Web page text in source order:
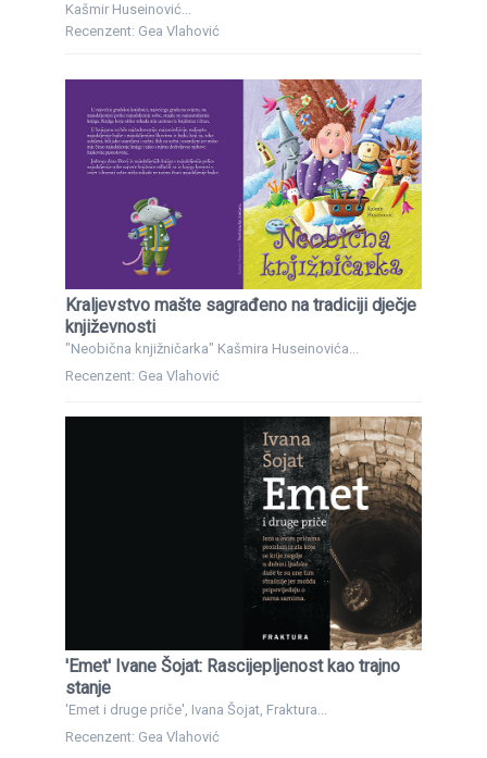
Kašmir Huseinović...
Recenzent: Gea Vlahović
Kraljevstvo mašte sagrađeno na tradiciji dječje
književnosti
"Neobična knjižničarka" Kašmira Huseinovića...
Recenzent: Gea Vlahović
'Emet' Ivane Šojat: Rascijepljenost kao trajno
stanje
'Emet i druge priče', Ivana Šojat, Fraktura...
Recenzent: Gea Vlahović